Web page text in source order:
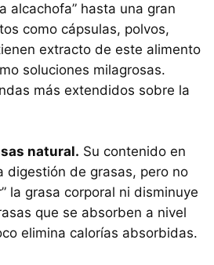
alcachofa” hasta una gran
como cápsulas, polvos,
extracto de este alimento
soluciones milagrosas.
más extendidos sobre la
natural. Su contenido en
digestión de grasas, pero no
la grasa corporal ni disminuye
que se absorben a nivel
elimina calorías absorbidas.